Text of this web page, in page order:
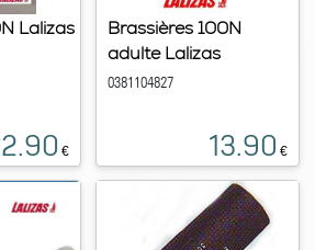
Lalizas
€
Brassières 100N
adulte Lalizas
0381104827
13.90 €